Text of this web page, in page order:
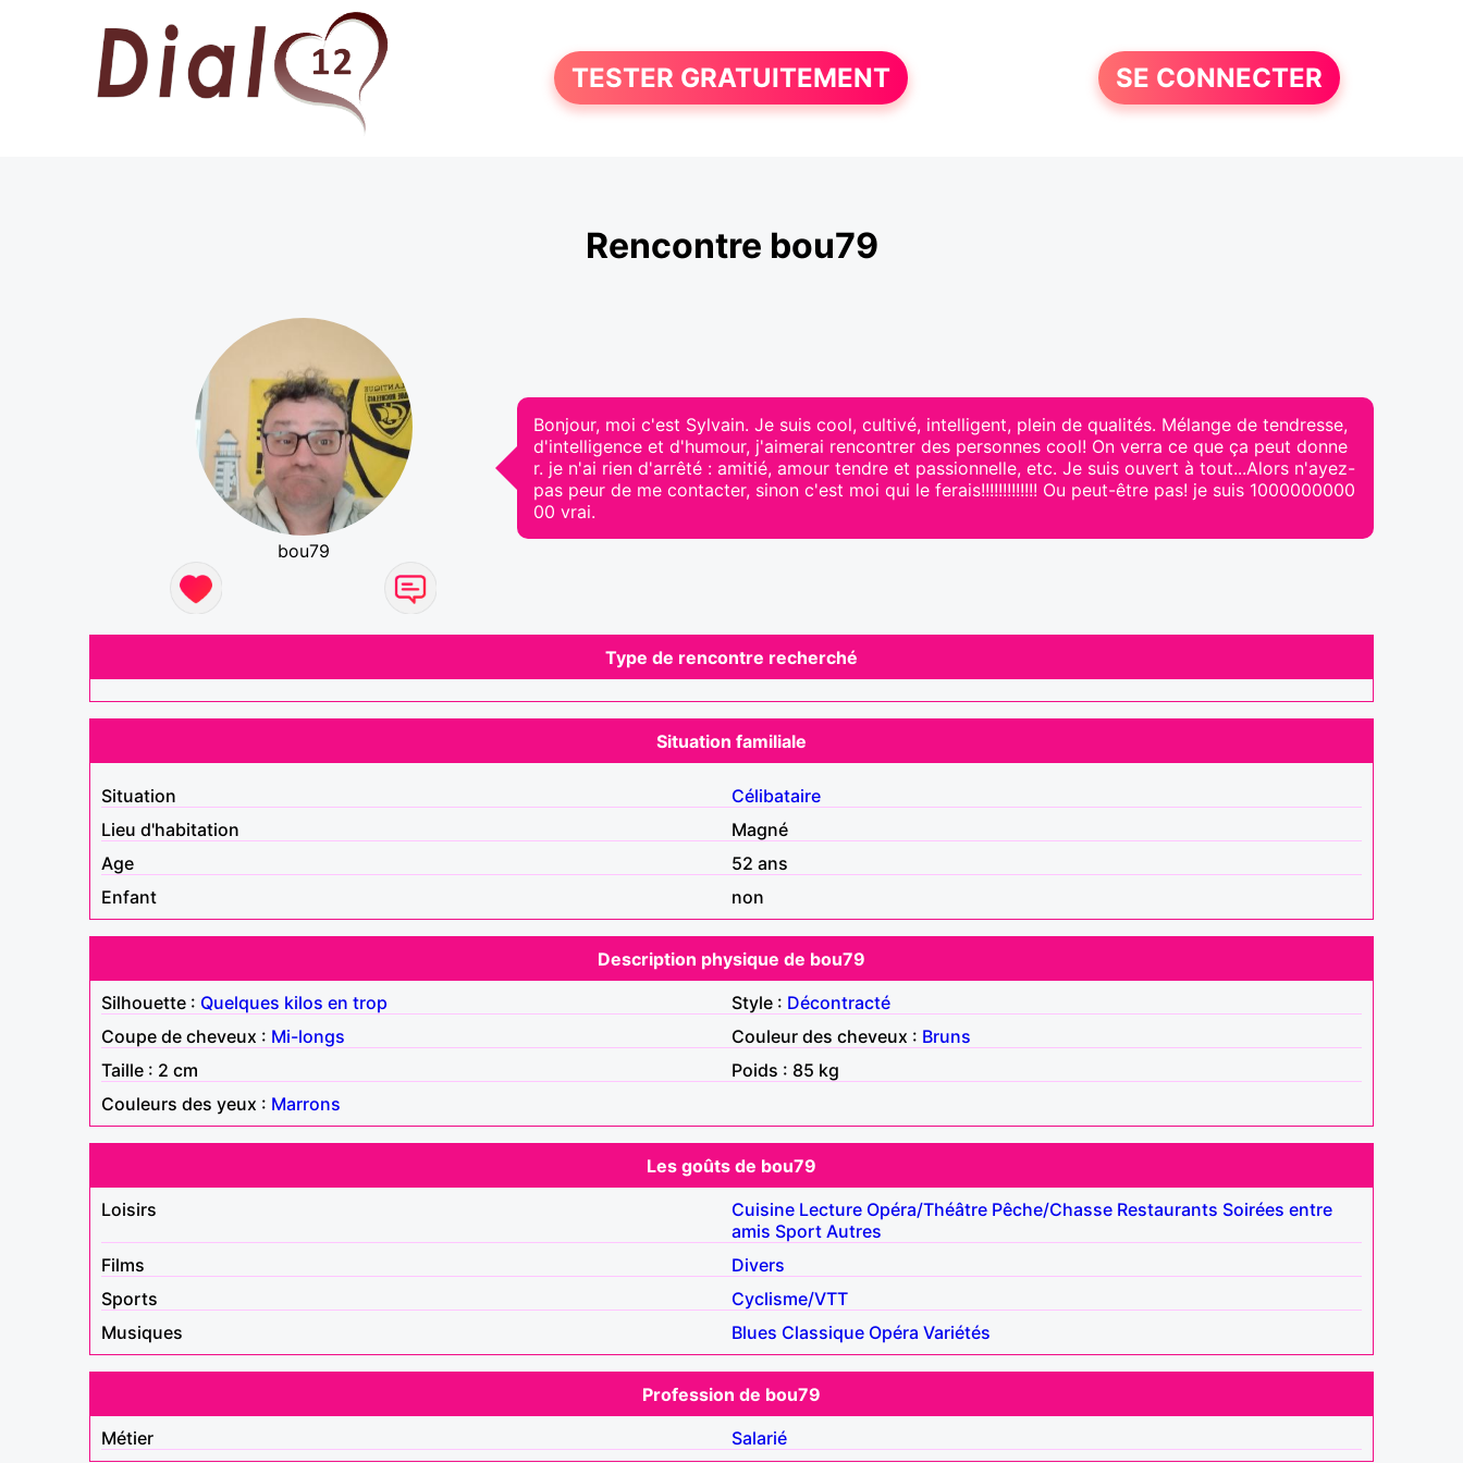
TESTER GRATUITEMENT SE CONNECTER
Rencontre bou79
bou79
Bonjour, moi c'est Sylvain. Je suis cool, cultivé, intelligent, plein de qualités. Mélange de tendresse,
d'intelligence et d'humour, j'aimerai rencontrer des personnes cool! On verra ce que ça peut donne
r. je n'ai rien d'arrêté : amitié, amour tendre et passionnelle, etc. Je suis ouvert à tout...Alors n'ayez-
pas peur de me contacter, sinon c'est moi qui le ferais!!!!!!!!!!!!! Ou peut-être pas! je suis 1000000000
00 vrai.
Type de rencontre recherché
Situation familiale
Situation
Célibataire
Lieu d'habitation
Magné
Age
52 ans
Enfant
non
Description physique de bou79
Silhouette : Quelques kilos en trop Style : Décontracté
Coupe de cheveux : Mi-longs Couleur des cheveux : Bruns
Taille : 2 cm
Poids : 85 kg
Couleurs des yeux : Marrons
Les goûts de bou79
Loisirs
Cuisine Lecture Opéra/Théâtre Pêche/Chasse Restaurants Soirées entre
amis Sport Autres
Films
Divers
Sports
Cyclisme/VTT
Musiques
Blues Classique Opéra Variétés
Profession de bou79
Métier
Salarié